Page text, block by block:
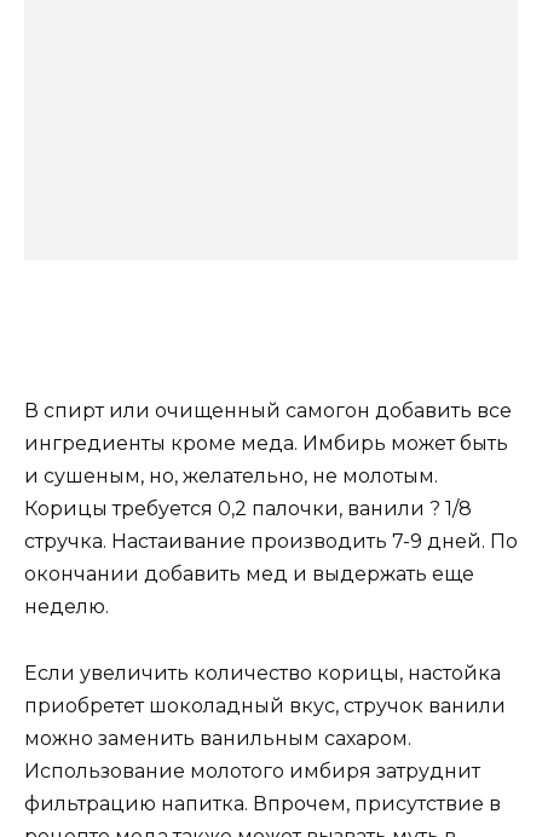
В спирт или очищенный самогон добавить все
ингредиенты кроме меда. Имбирь может быть
и сушеным, но, желательно, не молотым.
Корицы требуется 0,2 палочки, ванили ? 1/8
стручка. Настаивание производить 7-9 дней. По
окончании добавить мед и выдержать еще
неделю.
Если увеличить количество корицы, настойка
приобретет шоколадный вкус, стручок ванили
можно заменить ванильным сахаром.
Использование молотого имбиря затруднит
фильтрацию напитка. Впрочем, присутствие в